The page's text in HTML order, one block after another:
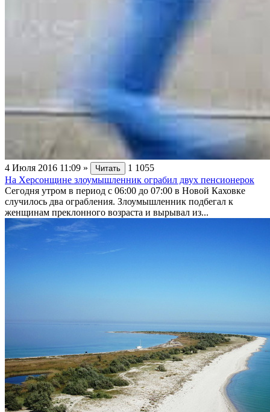
4 Июля 2016 11:09 » Читать 1 1055
На Херсонщине злоумышленник ограбил двух пенсионерок
Сегодня утром в период с 06:00 до 07:00 в Новой Каховке
случилось два ограбления. Злоумышленник подбегал к
женщинам преклонного возраста и вырывал из...